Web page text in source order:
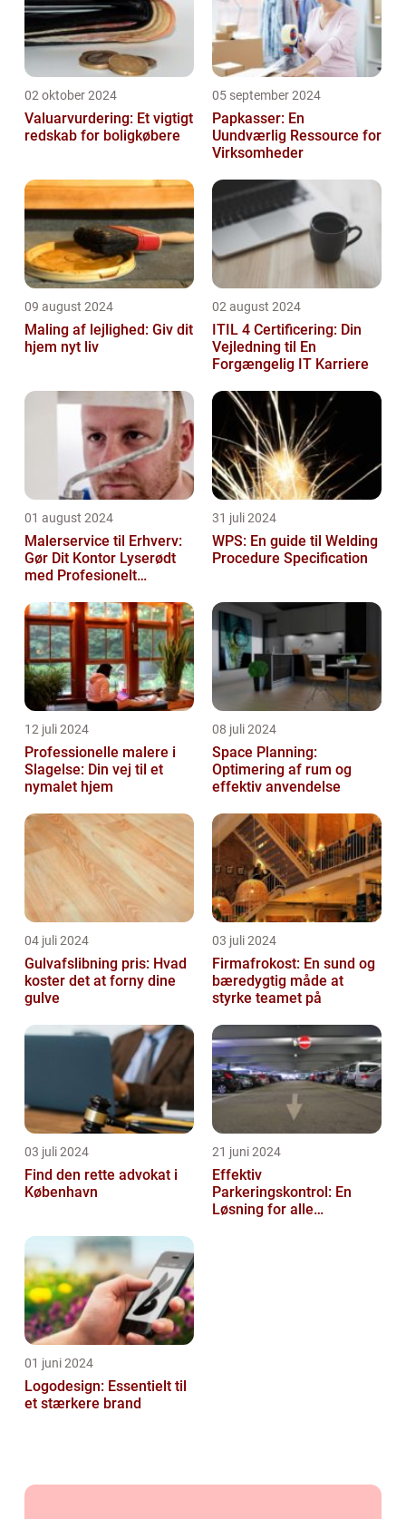
02 oktober 2024
Valuarvurdering: Et vigtigt
redskab for boligkøbere
05 september 2024
Papkasser: En
Uundværlig Ressource for
Virksomheder
09 august 2024
Maling af lejlighed: Giv dit
hjem nyt liv
02 august 2024
ITIL 4 Certificering: Din
Vejledning til En
Forgængelig IT Karriere
01 august 2024
Malerservice til Erhverv:
Gør Dit Kontor Lyserødt
med Profesionelt
31 juli 2024
WPS: En guide til Welding
Procedure Specification
12 juli 2024
Professionelle malere i
Slagelse: Din vej til et
nymalet hjem
08 juli 2024
Space Planning:
Optimering af rum og
effektiv anvendelse
04 juli 2024
Gulvafslibning pris: Hvad
koster det at forny dine
gulve
03 juli 2024
Firmafrokost: En sund og
bæredygtig måde at
styrke teamet på
03 juli 2024
Find den rette advokat i
København
21 juni 2024
Effektiv
Parkeringskontrol: En
Løsning for alle
01 juni 2024
Logodesign: Essentielt til
et stærkere brand